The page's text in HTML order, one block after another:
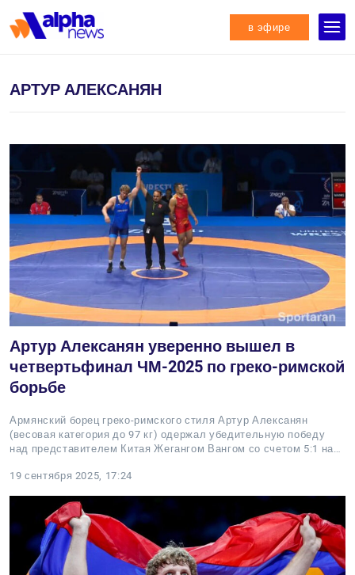
в эфире
АРТУР АЛЕКСАНЯН
Артур Алексанян уверенно вышел в
четвертьфинал ЧМ-2025 по греко-римской
борьбе
Армянский борец греко-римского стиля Артур Алексанян
(весовая категория до 97 кг) одержал убедительную победу
над представителем Китая Жегангом Вангом со счетом 5:1 на…
19 сентября 2025, 17:24